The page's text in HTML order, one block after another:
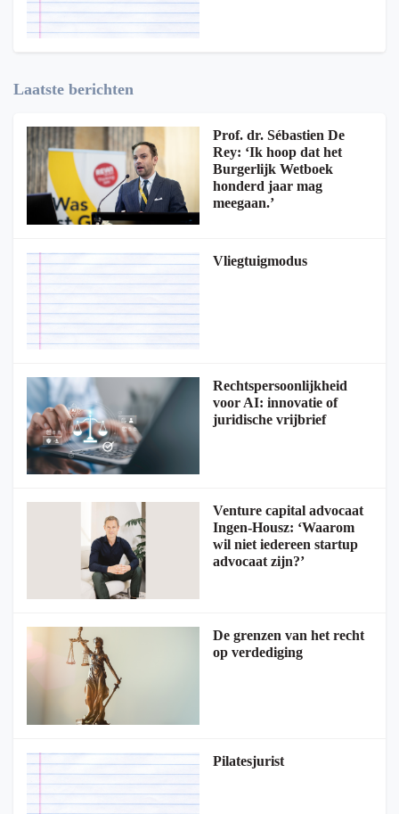
Laatste berichten
Prof. dr. Sébastien De
Rey: ‘Ik hoop dat het
Burgerlijk Wetboek
honderd jaar mag
meegaan.’
Vliegtuigmodus
Rechtspersoonlijkheid
voor AI: innovatie of
juridische vrijbrief
Venture capital advocaat
Ingen-Housz: ‘Waarom
wil niet iedereen startup
advocaat zijn?’
De grenzen van het recht
op verdediging
Pilatesjurist